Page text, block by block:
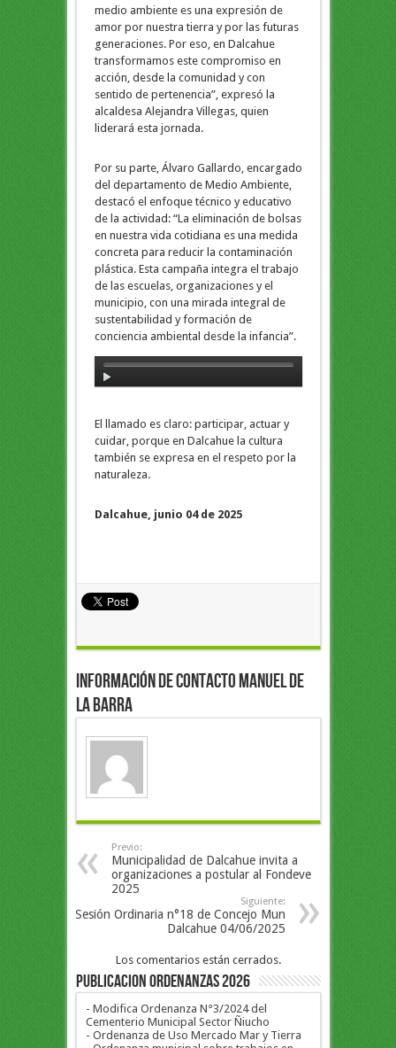
medio ambiente es una expresión de
amor por nuestra tierra y por las futuras
generaciones. Por eso, en Dalcahue
transformamos este compromiso en
acción, desde la comunidad y con
sentido de pertenencia”, expresó la
alcaldesa Alejandra Villegas, quien
liderará esta jornada.
Por su parte, Álvaro Gallardo, encargado
del departamento de Medio Ambiente,
destacó el enfoque técnico y educativo
de la actividad: “La eliminación de bolsas
en nuestra vida cotidiana es una medida
concreta para reducir la contaminación
plástica. Esta campaña integra el trabajo
de las escuelas, organizaciones y el
municipio, con una mirada integral de
sustentabilidad y formación de
conciencia ambiental desde la infancia”.
El llamado es claro: participar, actuar y
cuidar, porque en Dalcahue la cultura
también se expresa en el respeto por la
naturaleza.
Dalcahue, junio 04 de 2025
Información de Contacto Manuel de
la Barra
Previo:
Municipalidad de Dalcahue invita a
organizaciones a postular al Fondeve
2025
Siguiente:
Sesión Ordinaria n°18 de Concejo Mun
Dalcahue 04/06/2025
Los comentarios están cerrados.
PUBLICACION ORDENANZAS 2026
- Modifica Ordenanza N°3/2024 del
Cementerio Municipal Sector Ñiucho
- Ordenanza de Uso Mercado Mar y Tierra